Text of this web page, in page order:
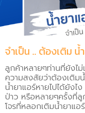
จำเป็น .. ต้องเติม น้
ลูกค้าหลายๆท่านที่ยังไม่
ความสงสัยว่าต้องเติม
น้ำยาแอร์หายไปได้ยังไ
ป่าว หรือหลายๆครั้งที่ลู
โจรที่หลอกเติมน้ำยาแอร์